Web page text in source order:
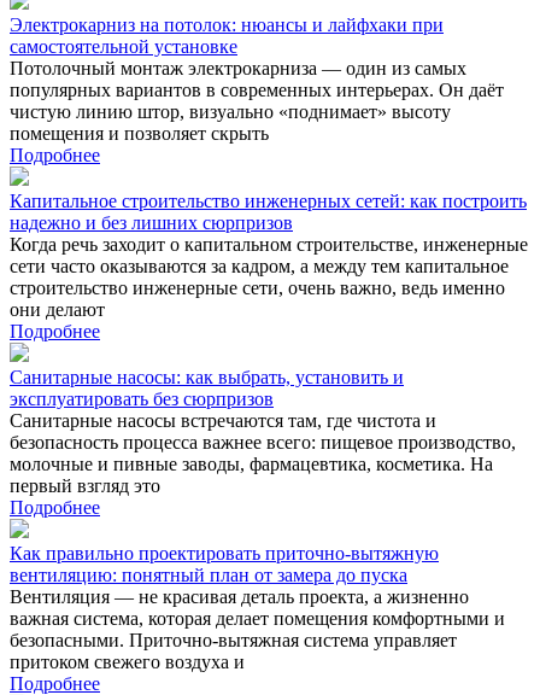
Электрокарниз на потолок: нюансы и лайфхаки при
самостоятельной установке
Потолочный монтаж электрокарниза — один из самых
популярных вариантов в современных интерьерах. Он даёт
чистую линию штор, визуально «поднимает» высоту
помещения и позволяет скрыть
Подробнее
Капитальное строительство инженерных сетей: как построить
надежно и без лишних сюрпризов
Когда речь заходит о капитальном строительстве, инженерные
сети часто оказываются за кадром, а между тем капитальное
строительство инженерные сети, очень важно, ведь именно
они делают
Подробнее
Санитарные насосы: как выбрать, установить и
эксплуатировать без сюрпризов
Санитарные насосы встречаются там, где чистота и
безопасность процесса важнее всего: пищевое производство,
молочные и пивные заводы, фармацевтика, косметика. На
первый взгляд это
Подробнее
Как правильно проектировать приточно-вытяжную
вентиляцию: понятный план от замера до пуска
Вентиляция — не красивая деталь проекта, а жизненно
важная система, которая делает помещения комфортными и
безопасными. Приточно-вытяжная система управляет
притоком свежего воздуха и
Подробнее